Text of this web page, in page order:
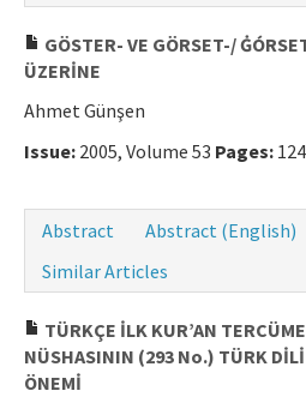
GÖSTER- VE GÖRSET-/
ÜZERİNE
Ahmet Günşen
Issue: 2005, Volume 53 Pages:
Abstract
Abstract (English)
Similar Articles
TÜRKÇE İLK KUR’AN
NÜSHASININ (293 No.) TÜRK
ÖNEMİ